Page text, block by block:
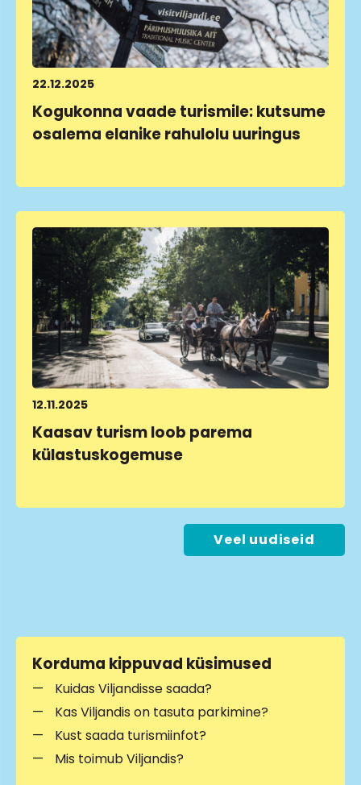
22.12.2025
Kogukonna vaade turismile: kutsume
osalema elanike rahulolu uuringus
12.11.2025
Kaasav turism loob parema
külastuskogemuse
Veel uudiseid
Korduma kippuvad küsimused
Kuidas Viljandisse saada?
Kas Viljandis on tasuta parkimine?
Kust saada turismiinfot?
Mis toimub Viljandis?